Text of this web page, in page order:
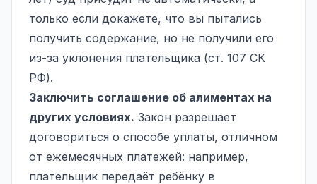
только если докажете, что вы пытались
получить содержание, но не получили его
из-за уклонения плательщика (ст. 107 СК
РФ).
Заключить соглашение об алиментах на
других условиях. Закон разрешает
договориться о способе уплаты, отличном
от ежемесячных платежей: например,
плательщик передаёт ребёнку в